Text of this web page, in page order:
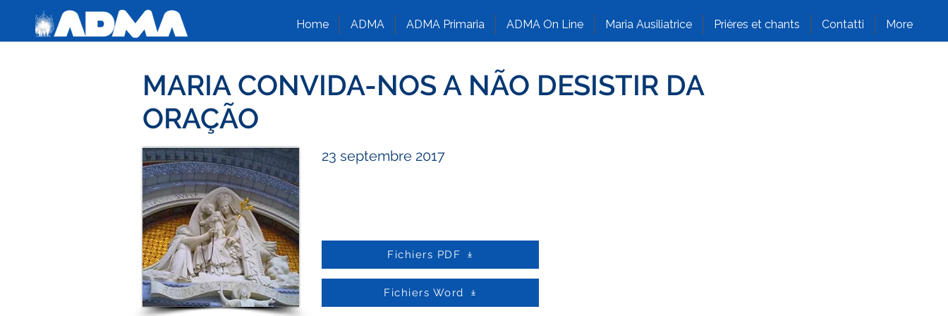
Home ADMA ADMA Primaria ADMA On Line Maria Ausiliatrice Prières et chants Contatti More
MARIA CONVIDA-NOS A NÃO DESISTIR DA
ORAÇÃO
23 septembre 2017
Fichiers PDF
Fichiers Word